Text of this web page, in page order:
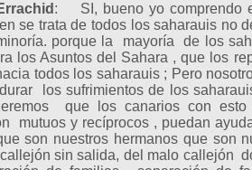
: SI, bueno yo comprendo
se trata de todos los saharauis no
porque la mayoría de los
los Asuntos del Sahara , que los
todos los saharauis ; Pero
los sufrimientos de los
que los canarios con esto
mutuos y recíprocos , puedan
son nuestros hermanos que
sin salida, del malo callejón